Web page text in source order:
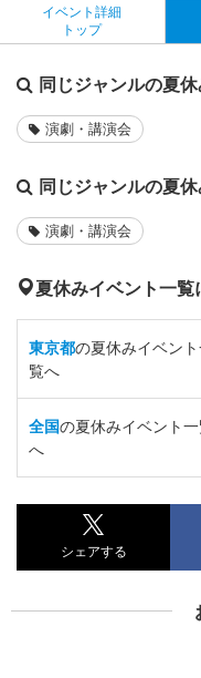
イベント詳細
トップ
同じジャンルの夏
演劇・講演会
同じジャンルの夏
演劇・講演会
夏休みイベント一覧
東京都の夏休みイベン
覧へ
全国の夏休みイベント
へ
シェアする